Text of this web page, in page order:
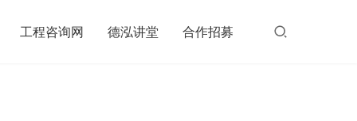
工程咨询网 德泓讲堂 合作招募